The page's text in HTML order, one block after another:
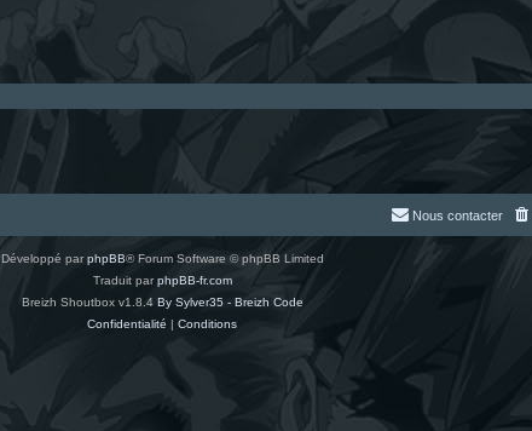
Nous contacter
Développé parphpBB® Forum Software © phpBB Limited
Traduit parphpBB-fr.com
Breizh Shoutbox v1.8.4 By Sylver35 - Breizh Code
Confidentialité | Conditions